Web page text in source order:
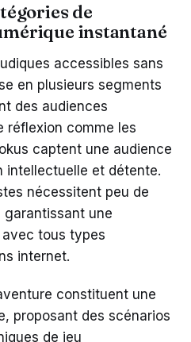
de
instantané
accessibles sans
en plusieurs segments
des audiences
réflexion comme les
captent une audience
intellectuelle et détente.
nécessitent peu de
une
tous types
internet.
constituent une
proposant des scénarios
de jeu